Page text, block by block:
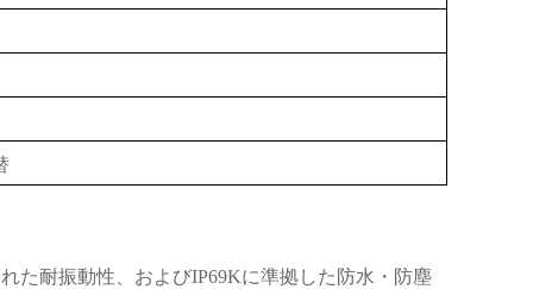
た耐振動性、およびIP69Kに準拠した防水・防塵